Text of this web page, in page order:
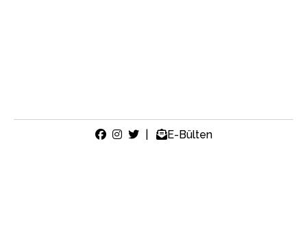
E-Bülten